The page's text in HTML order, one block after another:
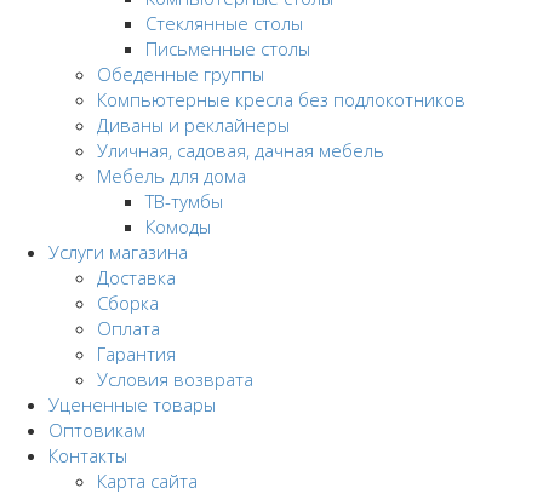
Стеклянные столы
Письменные столы
Обеденные группы
Компьютерные кресла без подлокотников
Диваны и реклайнеры
Уличная, садовая, дачная мебель
Мебель для дома
ТВ-тумбы
Комоды
Услуги магазина
Доставка
Сборка
Оплата
Гарантия
Условия возврата
Уцененные товары
Оптовикам
Контакты
Карта сайта